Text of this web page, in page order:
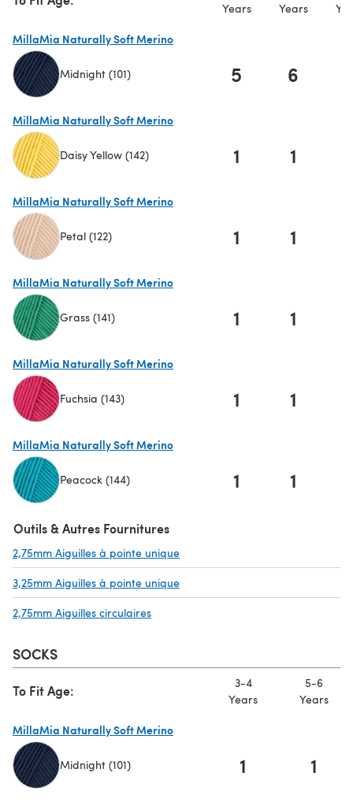
Years
Years
MillaMia Naturally Soft Merino
Midnight (101) 5 6
MillaMia Naturally Soft Merino
Daisy Yellow (142) 1 1
MillaMia Naturally Soft Merino
Petal (122) 1 1
MillaMia Naturally Soft Merino
Grass (141) 1 1
MillaMia Naturally Soft Merino
Fuchsia (143) 1 1
MillaMia Naturally Soft Merino
Peacock (144) 1 1
Outils & Autres Fournitures
2,75mm Aiguilles à pointe unique
3,25mm Aiguilles à pointe unique
2,75mm Aiguilles circulaires
SOCKS
To Fit Age:
3-4
Years
5-6
Years
MillaMia Naturally Soft Merino
Midnight (101) 1 1